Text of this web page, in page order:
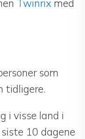
Twinrix med
som
tidligere.
i visse land i
10 dagene